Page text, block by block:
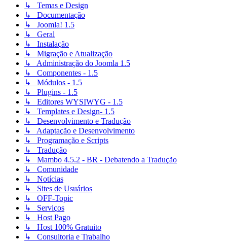
↳ Temas e Design
↳ Documentação
↳ Joomla! 1.5
↳ Geral
↳ Instalação
↳ Migração e Atualização
↳ Administração do Joomla 1.5
↳ Componentes - 1.5
↳ Módulos - 1.5
↳ Plugins - 1.5
↳ Editores WYSIWYG - 1.5
↳ Templates e Design- 1.5
↳ Desenvolvimento e Tradução
↳ Adaptação e Desenvolvimento
↳ Programação e Scripts
↳ Tradução
↳ Mambo 4.5.2 - BR - Debatendo a Tradução
↳ Comunidade
↳ Notícias
↳ Sites de Usuários
↳ OFF-Topic
↳ Serviços
↳ Host Pago
↳ Host 100% Gratuito
↳ Consultoria e Trabalho